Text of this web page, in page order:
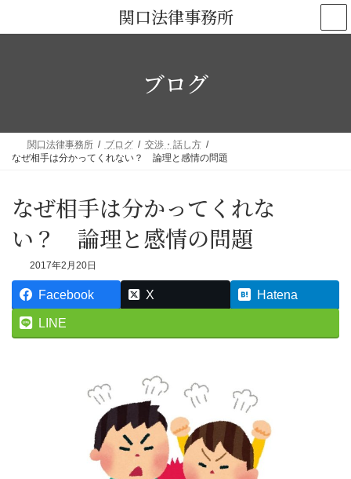
ッ
移
関口法律事務所
ブログ
関口法律事務所 ブログ
交渉・話し方
なぜ相手は分かってくれない？ 論理と感情の問題
なぜ相手は分かってくれな
い？ 論理と感情の問題
2017年2月20日
Facebook X
Hatena
LINE